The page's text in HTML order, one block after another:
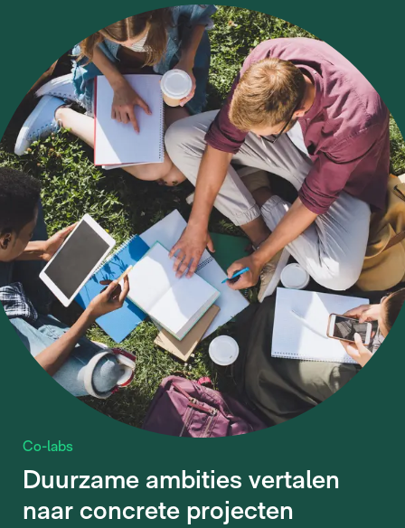
Co-labs
Duurzame ambities vertalen
naar concrete projecten